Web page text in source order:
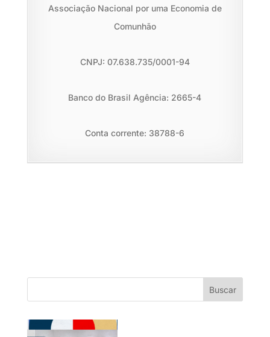
Associação Nacional por uma Economia de
Comunhão
CNPJ: 07.638.735/0001-94
Banco do Brasil Agência: 2665-4
Conta corrente: 38788-6
Buscar